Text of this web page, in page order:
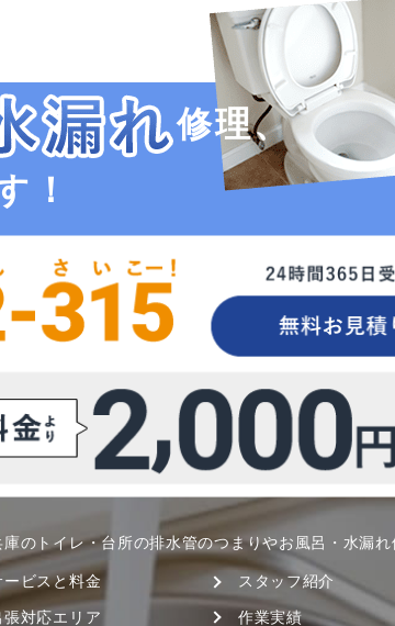
修理、
！
庫のトイレ・台所の排水管のつまりやお風呂・水漏れ
ービスと料金
張対応エリア
スタッフ紹介
作業実績